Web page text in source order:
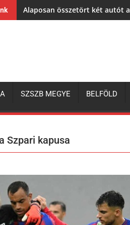
Alaposan összetört két autót
SZSZB MEGYE BELFÖLD
Szpari kapusa